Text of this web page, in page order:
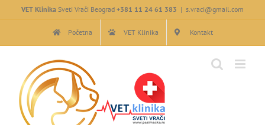
VET Klinika Sveti Vrači Beograd +381 11 24 61 383 | s.vraci@gmail.com
Početna VET Klinika Kontakt